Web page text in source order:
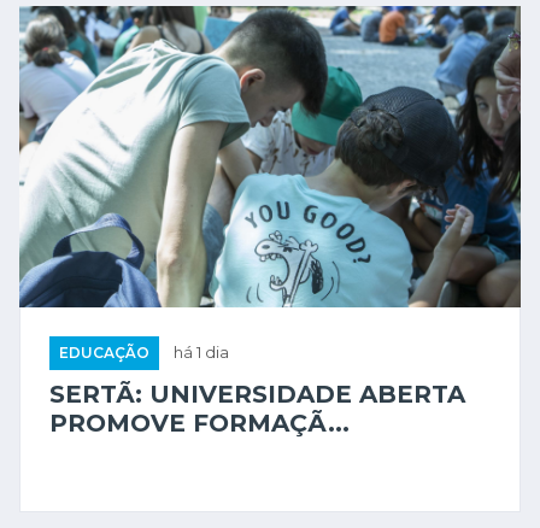
EDUCAÇÃO há 1 dia
SERTÃ: UNIVERSIDADE ABERTA
PROMOVE FORMAÇÃ...